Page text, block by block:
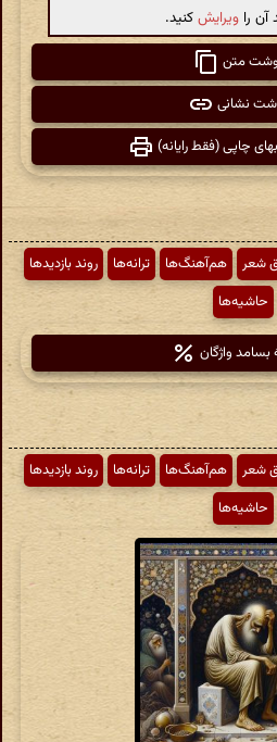
آن را ویرایشکنید.
متن
نشانی
چاپی (فقط رایانه)
شعر هم‌آهنگ‌ها ترانه‌ها
روند بازدیدها
حاشیه‌ها
واژگان
شعر هم‌آهنگ‌ها ترانه‌ها
روند بازدیدها
حاشیه‌ها